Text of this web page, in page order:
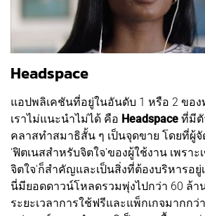
Headspace
แอปพลิเคชันที่อยู่ในอันดับ 1 หรือ 2 ขอ
เราไม่แนะนำไม่ได้ คือ Headspace ที่มีตั
คลาสทำสมาธิสั้น ๆ เป็นจุดขาย โดยที่ผู้
'ฟิตเนสสำหรับจิตใจ'ของผู้ใช้งาน เพราะ
จิตใจ'ก็สำคัญและเป็นสิ่งที่ต้องบริหารอยู่
นี่มียอดดาวน์โหลดรวมพุ่งไปกว่า 60 ล้า
ระยะเวลาการใช้ฟรีและแพ็กเกจมากก